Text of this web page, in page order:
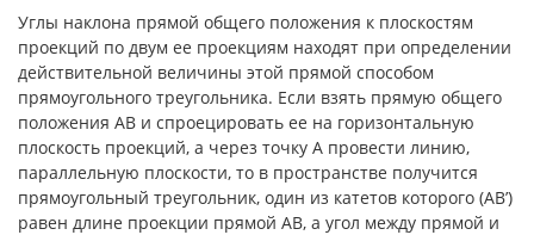
Углы наклона прямой общего положения к плоскостям
проекций по двум ее проекциям находят при определении
действительной величины этой прямой способом
прямоугольного треугольника. Если взять прямую общего
положения АВ и спроецировать ее на горизонтальную
плоскость проекций, а через точку А провести линию,
параллельную плоскости, то в пространстве получится
прямоугольный треугольник, один из катетов которого (AB’)
равен длине проекции прямой АВ, а угол между прямой и